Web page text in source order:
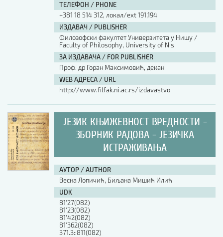
ТЕЛЕФОН / PHONE
+381 18 514 312, локал/ext 191,194
ИЗДАВАЧ / PUBLISHER
Филозофски факултет Универзитета у Нишу /
Faculty of Philosophy, University of Nis
ЗА ИЗДАВАЧА / FOR PUBLISHER
Проф. др Горан Максимовић, декан
WEB АДРЕСА / URL
http://www.filfak.ni.ac.rs/izdavastvo
ЈЕЗИК КЊИЖЕВНОСТ ВРЕДНОСТИ -
ЗБОРНИК РАДОВА - ЈЕЗИЧКА
ИСТРАЖИВАЊА
АУТОР / AUTHOR
Весна Лопичић, Биљана Мишић Илић
UDK
81'27(082)
81'23(082)
81'42(082)
81'362(082)
371.3::811(082)